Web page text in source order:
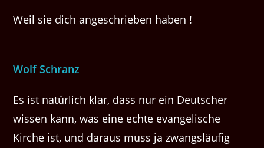
Weil sie dich angeschrieben haben !
Wolf Schranz
Es ist natürlich klar, dass nur ein Deutscher
wissen kann, was eine echte evangelische
Kirche ist, und daraus muss ja zwangsläufig